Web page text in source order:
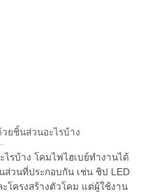
ยชิ้นส่วนอะไรบ้าง
รบ้าง โคมไฟไฮเบย์ทำงานได้
ส่วนที่ประกอบกัน เช่น ชิป LED
โครงสร้างตัวโคม แต่ผู้ใช้งาน